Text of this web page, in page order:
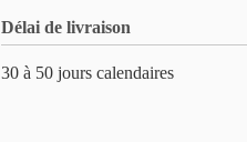
Délai de livraison
30 à 50 jours calendaires